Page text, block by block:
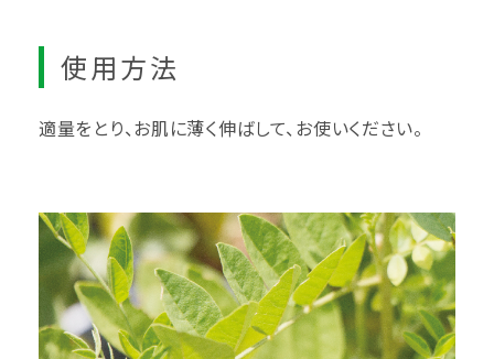
使用方法
適量をとり、お肌に薄く伸ばして、お使いください。